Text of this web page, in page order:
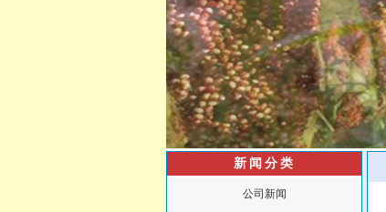
新闻分类
公司新闻